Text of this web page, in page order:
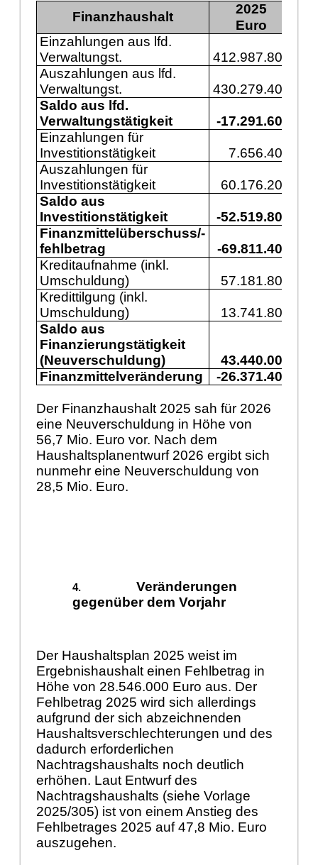
Finanzhaushalt
2025
Euro
Einzahlungen aus lfd.
Verwaltungst.
412.987.800
Auszahlungen aus lfd.
Verwaltungst.
430.279.400
Saldo aus lfd.
Verwaltungstätigkeit
-17.291.600
Einzahlungen für
Investitionstätigkeit
7.656.400
Auszahlungen für
Investitionstätigkeit
60.176.200
Saldo aus
Investitionstätigkeit
-52.519.800
Finanzmittelüberschuss/-
fehlbetrag
-69.811.400
Kreditaufnahme (inkl.
Umschuldung)
57.181.800
Kredittilgung (inkl.
Umschuldung)
13.741.800
Saldo aus
Finanzierungstätigkeit
(Neuverschuldung)
43.440.000
Finanzmittelveränderung
-26.371.400
Der Finanzhaushalt 2025 sah für 2026
eine Neuverschuldung in Höhe von
56,7 Mio. Euro vor. Nach dem
Haushaltsplanentwurf 2026 ergibt sich
nunmehr eine Neuverschuldung von
28,5 Mio. Euro.
Veränderungen
gegenüber dem Vorjahr
Der Haushaltsplan 2025 weist im
Ergebnishaushalt einen Fehlbetrag in
Höhe von 28.546.000 Euro aus. Der
Fehlbetrag 2025 wird sich allerdings
aufgrund der sich abzeichnenden
Haushaltsverschlechterungen und des
dadurch erforderlichen
Nachtragshaushalts noch deutlich
erhöhen. Laut Entwurf des
Nachtragshaushalts (siehe Vorlage
2025/305) ist von einem Anstieg des
Fehlbetrages 2025 auf 47,8 Mio. Euro
auszugehen.